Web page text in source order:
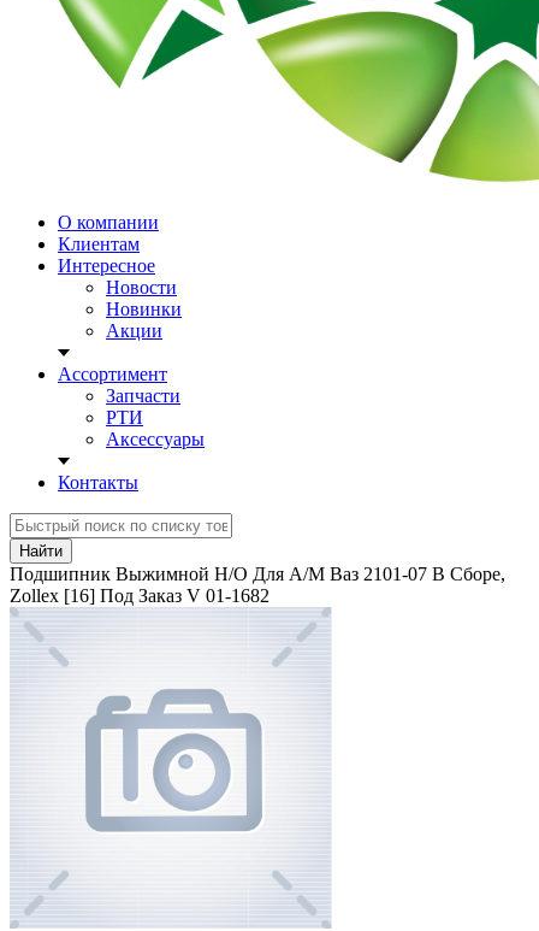
О компании
Клиентам
Интересное
Новости
Новинки
Акции
Ассортимент
Запчасти
РТИ
Аксессуары
Контакты
Найти
Подшипник Выжимной Н/О Для А/М Ваз 2101-07 В Сборе,
Zollex [16] Под Заказ V 01-1682